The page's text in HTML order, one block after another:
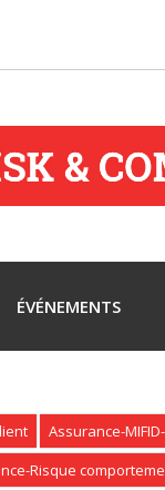
ÉVÉNEMENTS
Assurance-
Risque